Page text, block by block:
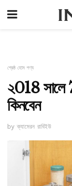
শ্রেষ্ঠ হোম পণ্য
২018 সালে
কিনবেন
by ক্যামেরন রাবিইউ